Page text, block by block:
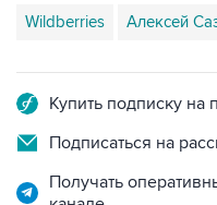
Wildberries Алексей
Купить подписку
Подписаться на
Получать